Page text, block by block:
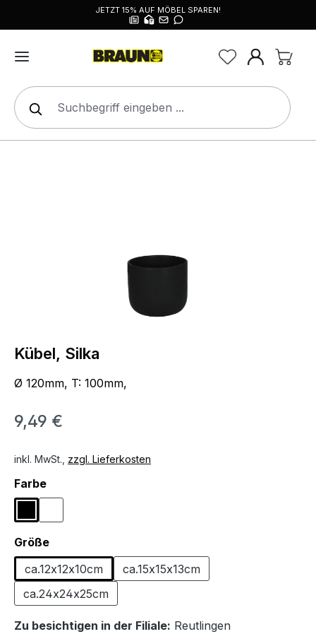
JETZT 15% AUF MÖBEL SPAREN!
Kübel, Silka
Ø 120mm, T: 100mm,
9,49 €
inkl. MwSt., zzgl. Lieferkosten
Farbeauswählen
Schwarz
Weiß
Größeauswählen
ca.12x12x10cm
ca.15x15x13cm
ca.24x24x25cm
Zu besichtigen in der Filiale: Reutlingen